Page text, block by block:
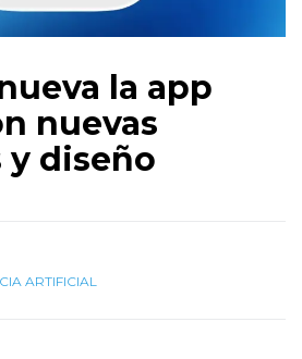
la app
nuevas
diseño
ARTIFICIAL